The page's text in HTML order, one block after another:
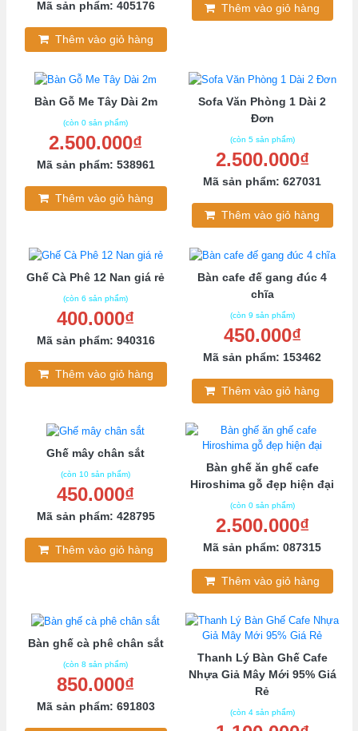
Mã sản phẩm: 405176
Thêm vào giỏ hàng
Thêm vào giỏ hàng
Bàn Gỗ Me Tây Dài 2m
(còn 0 sản phẩm)
2.500.000₫
Mã sản phẩm: 538961
Thêm vào giỏ hàng
Sofa Văn Phòng 1 Dài 2
Đơn
(còn 5 sản phẩm)
2.500.000₫
Mã sản phẩm: 627031
Thêm vào giỏ hàng
Ghế Cà Phê 12 Nan giá rẻ
(còn 6 sản phẩm)
400.000₫
Mã sản phẩm: 940316
Thêm vào giỏ hàng
Bàn cafe đế gang đúc 4
chĩa
(còn 9 sản phẩm)
450.000₫
Mã sản phẩm: 153462
Thêm vào giỏ hàng
Ghế mây chân sắt
(còn 10 sản phẩm)
450.000₫
Mã sản phẩm: 428795
Thêm vào giỏ hàng
Bàn ghế ăn ghế cafe
Hiroshima gỗ đẹp hiện đại
(còn 0 sản phẩm)
2.500.000₫
Mã sản phẩm: 087315
Thêm vào giỏ hàng
Bàn ghế cà phê chân sắt
(còn 8 sản phẩm)
850.000₫
Mã sản phẩm: 691803
Thanh Lý Bàn Ghế Cafe
Nhựa Giả Mây Mới 95% Giá
Rẻ
(còn 4 sản phẩm)